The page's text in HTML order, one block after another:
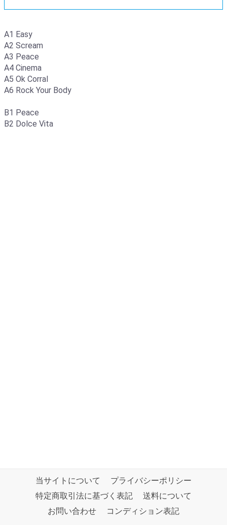
A1 Easy
A2 Scream
A3 Peace
A4 Cinema
A5 Ok Corral
A6 Rock Your Body
B1 Peace
B2 Dolce Vita
当サイトについて
プライバシーポリシー
特定商取引法に基づく表記
送料について
お問い合わせ
コンディション表記